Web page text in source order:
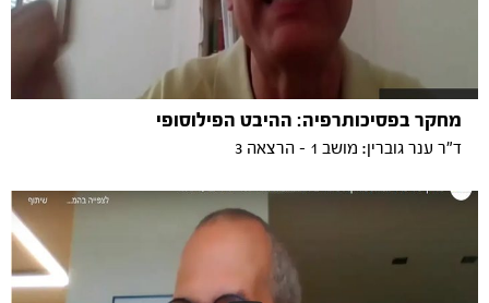
מחקר בפסיכותרפיה: ההיבט הפילוסופי
ד"ר ענר גוברין: מושב 1 - הרצאה 3